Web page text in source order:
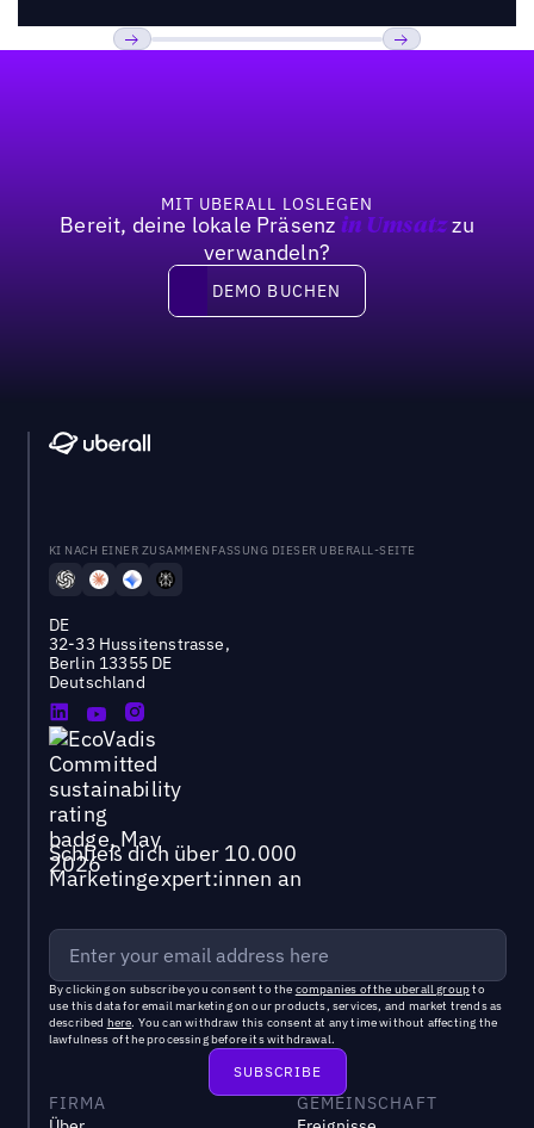
MIT UBERALL LOSLEGEN
Bereit, deine lokale Präsenz in Umsatzzu
verwandeln?
DEMO BUCHEN
DEMO BUCHEN
KI NACH EINER ZUSAMMENFASSUNG DIESER UBERALL-SEITE
DE
32-33 Hussitenstrasse,
Berlin 13355 DE
Deutschland
Schließ dich über 10.000
Marketingexpert:innen an
By clicking on subscribe you consent to the companies of the uberall groupto
use this data for email marketing on our products, services, and market trends as
described here. You can withdraw this consent at any time without affecting the
lawfulness of the processing before its withdrawal.
FIRMA
GEMEINSCHAFT